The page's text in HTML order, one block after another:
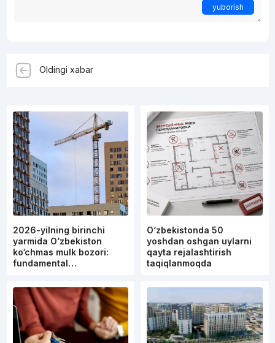
yuborish
Oldingi xabar
2026-yilning birinchi
yarmida O‘zbekiston
ko‘chmas mulk bozori:
fundamental…
O‘zbekistonda 50
yoshdan oshgan uylarni
qayta rejalashtirish
taqiqlanmoqda